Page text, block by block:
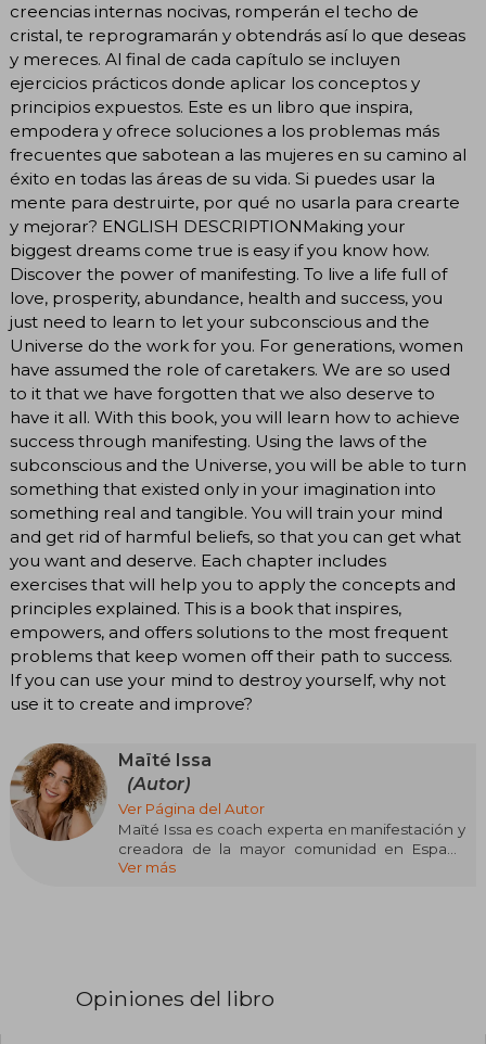
creencias internas nocivas, romperán el techo de
cristal, te reprogramarán y obtendrás así lo que deseas
y mereces. Al final de cada capítulo se incluyen
ejercicios prácticos donde aplicar los conceptos y
principios expuestos. Este es un libro que inspira,
empodera y ofrece soluciones a los problemas más
frecuentes que sabotean a las mujeres en su camino al
éxito en todas las áreas de su vida. Si puedes usar la
mente para destruirte, por qué no usarla para crearte
y mejorar? ENGLISH DESCRIPTIONMaking your
biggest dreams come true is easy if you know how.
Discover the power of manifesting. To live a life full of
love, prosperity, abundance, health and success, you
just need to learn to let your subconscious and the
Universe do the work for you. For generations, women
have assumed the role of caretakers. We are so used
to it that we have forgotten that we also deserve to
have it all. With this book, you will learn how to achieve
success through manifesting. Using the laws of the
subconscious and the Universe, you will be able to turn
something that existed only in your imagination into
something real and tangible. You will train your mind
and get rid of harmful beliefs, so that you can get what
you want and deserve. Each chapter includes
exercises that will help you to apply the concepts and
principles explained. This is a book that inspires,
empowers, and offers solutions to the most frequent
problems that keep women off their path to success.
If you can use your mind to destroy yourself, why not
use it to create and improve?
Maïté Issa
(Autor)
Ver Página del Autor
Maïté Issa es coach experta en manifestación y
creadora de la mayor comunidad en España
sobre este tema, con cientos de miles de
éxito es inevitable». Su pódcast Tu éxito es
Ver más
Opiniones del libro